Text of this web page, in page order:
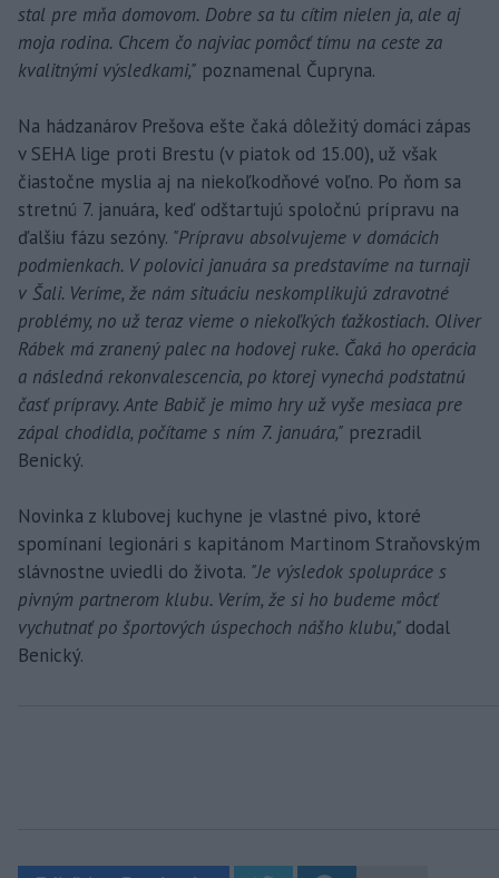
stal pre mňa domovom. Dobre sa tu cítim nielen ja, ale aj
moja rodina. Chcem čo najviac pomôcť tímu na ceste za
kvalitnými výsledkami," poznamenal Čupryna.
Na hádzanárov Prešova ešte čaká dôležitý domáci zápas
v SEHA lige proti Brestu (v piatok od 15.00), už však
čiastočne myslia aj na niekoľkodňové voľno. Po ňom sa
stretnú 7. januára, keď odštartujú spoločnú prípravu na
ďalšiu fázu sezóny. "Prípravu absolvujeme v domácich
podmienkach. V polovici januára sa predstavíme na turnaji
v Šali. Veríme, že nám situáciu neskomplikujú zdravotné
problémy, no už teraz vieme o niekoľkých ťažkostiach. Oliver
Rábek má zranený palec na hodovej ruke. Čaká ho operácia
a následná rekonvalescencia, po ktorej vynechá podstatnú
časť prípravy. Ante Babič je mimo hry už vyše mesiaca pre
zápal chodidla, počítame s ním 7. januára," prezradil
Benický.
Novinka z klubovej kuchyne je vlastné pivo, ktoré
spomínaní legionári s kapitánom Martinom Straňovským
slávnostne uviedli do života. "Je výsledok spolupráce s
pivným partnerom klubu. Verím, že si ho budeme môcť
vychutnať po športových úspechoch nášho klubu," dodal
Benický.